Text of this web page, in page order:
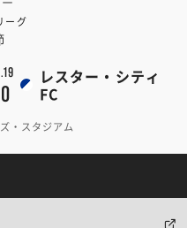
ーグ
レスター・シティ
FC
・スタジアム